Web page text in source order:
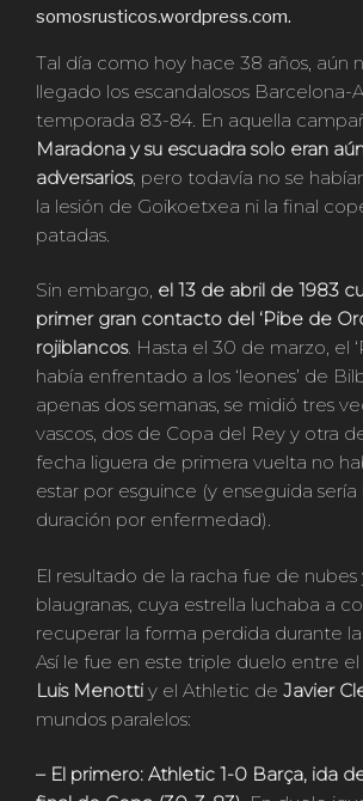
somosrusticos.wordpress.com.
Tal día como hoy hace 38 años, aún
llegado los escandalosos Barcelona-
temporada 83-84. En aquella
Maradona y su escuadra solo eran
adversarios, pero todavía no se
la lesión de Goikoetxea ni la final
patadas.
Sin embargo, el 13 de abril de 1983
primer gran contacto del ‘Pibe de
rojiblancos. Hasta el 30 de marzo, el
había enfrentado a los ‘leones’ de
apenas dos semanas, se midió tres
vascos, dos de Copa del Rey y otra
fecha liguera de primera vuelta no
estar por esguince (y enseguida
duración por enfermedad).
El resultado de la racha fue de nubes
blaugranas, cuya estrella luchaba a
recuperar la forma perdida durante
Así le fue en este triple duelo entre
Luis Menotti y el Athletic de Javier
mundos paralelos:
– El primero: Athletic 1-0 Barça, ida